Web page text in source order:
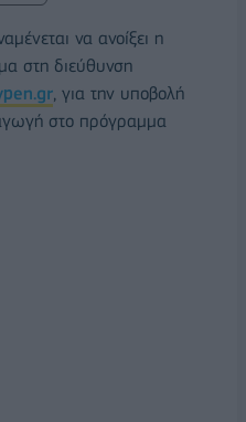
να ανοίξει η
στη διεύθυνση
, για την υποβολή
στο πρόγραμμα